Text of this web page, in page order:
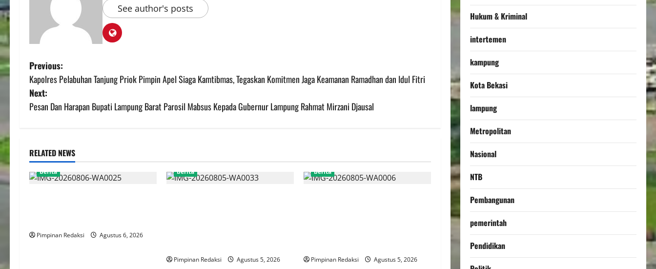
See author's posts
Previous:
Kapolres Pelabuhan Tanjung Priok Pimpin Apel Siaga Kamtibmas, Tegaskan Komitmen Jaga Keamanan Ramadhan dan Idul Fitri
Next:
Pesan Dan Harapan Bupati Lampung Barat Parosil Mabsus Kepada Gubernur Lampung Rahmat Mirzani Djausal
RELATED NEWS
berita
Pimpinan Redaksi Agustus 6, 2026
berita
Pimpinan Redaksi Agustus 5, 2026
berita
Pimpinan Redaksi Agustus 5, 2026
Hukum & Kriminal
intertemen
kampung
Kota Bekasi
lampung
Metropolitan
Nasional
NTB
Pembangunan
pemerintah
Pendidikan